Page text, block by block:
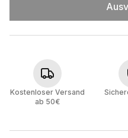
Kostenloser Versand
ab 50€